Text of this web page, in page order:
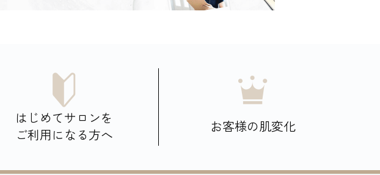
はじめてサロンを
ご利用になる方へ
お客様の肌変化